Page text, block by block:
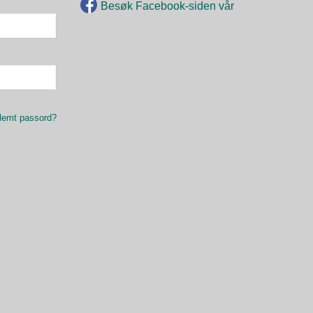
passord?
Besøk Facebook-siden vår